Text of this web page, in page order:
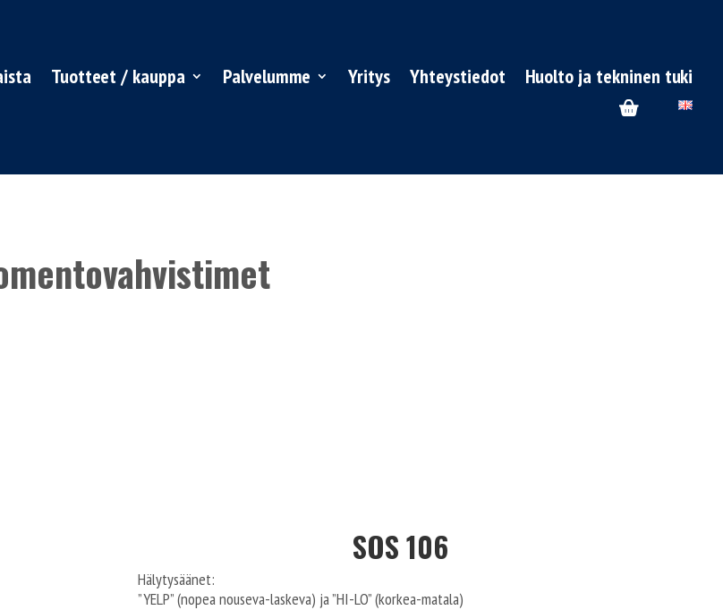
Tuotteet / kauppa Palvelumme Yritys Yhteystiedot Huolto ja tekninen tuki
SOS 106
Hälytysäänet:
”YELP” (nopea nouseva-laskeva) ja ”HI-LO” (korkea-matala)